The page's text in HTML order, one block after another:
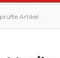
Artikel